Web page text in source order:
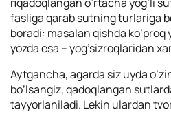
fasliga qarab sutning turlariga
boradi: masalan qishda ko’proq
yozda esa – yog’sizroqlaridan
Aytgancha, agarda siz uyda
bo’lsangiz, qadoqlangan
tayyorlaniladi. Lekin ulardan